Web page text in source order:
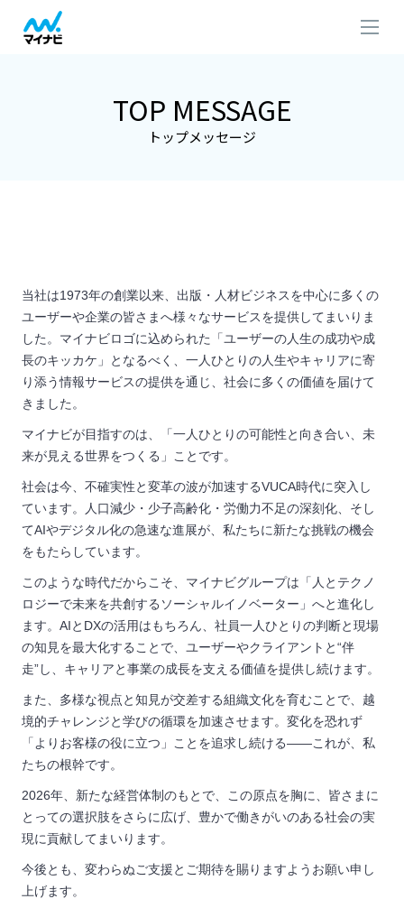
TOP MESSAGE
トップメッセージ
当社は1973年の創業以来、出版・人材ビジネスを中心に多くの
ユーザーや企業の皆さまへ様々なサービスを提供してまいりま
した。マイナビロゴに込められた「ユーザーの人生の成功や成
長のキッカケ」となるべく、一人ひとりの人生やキャリアに寄
り添う情報サービスの提供を通じ、社会に多くの価値を届けて
きました。
マイナビが目指すのは、「一人ひとりの可能性と向き合い、未
来が見える世界をつくる」ことです。
社会は今、不確実性と変革の波が加速するVUCA時代に突入し
ています。人口減少・少子高齢化・労働力不足の深刻化、そし
てAIやデジタル化の急速な進展が、私たちに新たな挑戦の機会
をもたらしています。
このような時代だからこそ、マイナビグループは「人とテクノ
ロジーで未来を共創するソーシャルイノベーター」へと進化し
ます。 AIと DXの活用はもちろん、社員一人ひとりの判断と現場
の知見を最大化することで、ユーザーやクライアントと“伴
走”し、キャリアと事業の成長を支える価値を提供し続けます。
また、多様な視点と知見が交差する組織文化を育むことで、越
境的チャレンジと学びの循環を加速させます。変化を恐れず
「よりお客様の役に立つ」ことを追求し続ける――これが、私
たちの根幹です。
2026年、新たな経営体制のもとで、この原点を胸に、皆さまに
とっての選択肢をさらに広げ、豊かで働きがいのある社会の実
現に貢献してまいります。
今後とも、変わらぬご支援とご期待を賜りますようお願い申し
上げます。